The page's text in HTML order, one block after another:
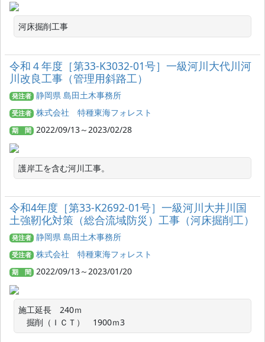
河床掘削工事
令和４年度［第33-K3032-01号］一級河川大代川河
川改良工事（管理用斜路工）
発注者 静岡県 島田土木事務所
受注者 株式会社 特種東海フォレスト
期 間 2022/09/13～2023/02/28
令和4年度［第33-K2692-01号］一級河川大井川国
土強靭化対策（総合流域防災）工事（河床掘削工）
発注者 静岡県 島田土木事務所
受注者 株式会社 特種東海フォレスト
期 間 2022/09/13～2023/01/20
施工延長　240ｍ
掘削（ＩＣＴ）　1900ｍ3